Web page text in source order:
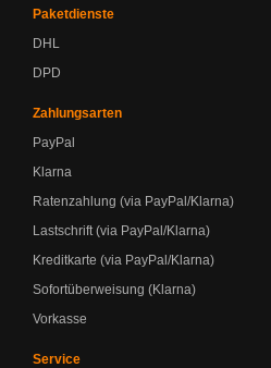
Paketdienste
DHL
DPD
Zahlungsarten
PayPal
Klarna
Ratenzahlung (via PayPal/Klarna)
Lastschrift (via PayPal/Klarna)
Kreditkarte (via PayPal/Klarna)
Sofortüberweisung (Klarna)
Vorkasse
Service